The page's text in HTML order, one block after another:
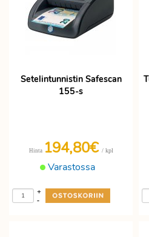
Setelintunnistin Safescan
155-s
Varastossa
Hinta 194,80€ / kpl
-
+